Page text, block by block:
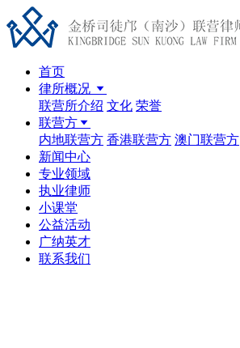
首页
律所概况
联营所介绍 文化 荣誉
联营方
内地联营方 香港联营方 澳门联营方
新闻中心
专业领域
执业律师
小课堂
公益活动
广纳英才
联系我们